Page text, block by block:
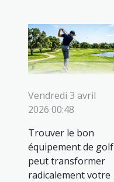
Vendredi 3 avril
2026 00:48
Trouver le bon
équipement de golf
peut transformer
radicalement votre